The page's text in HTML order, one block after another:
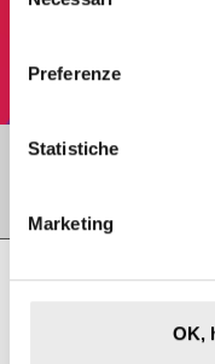
Preferenze
Statistiche
Marketing
OK,
SRL ONLINE
Subscribe